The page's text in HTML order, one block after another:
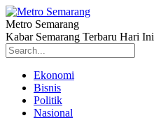
Metro Semarang
Kabar Semarang Terbaru Hari Ini
Ekonomi
Bisnis
Politik
Nasional